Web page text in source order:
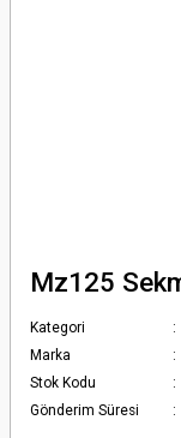
Mz125
Kategori
Marka
Stok Kodu
Gönderim Süresi